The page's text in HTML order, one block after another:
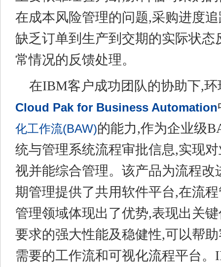
在成本风险管理的问题,采购进度
缺乏订单到生产到交期的实际状态
常情况的反馈处理。
在IBM客户成功团队的协助下,
Cloud Pak for Business Automation
化工作流(BAW)的能力,作为企业级
统与管理系统流程审批信息,实现
视并能综合管理。该产品为流程改
期管理提供了共用软件平台,在流
管理领域体现出了优势,表现出关
要求的强大性能及稳健性,可以帮
需要的工作流和可视化流程平台。